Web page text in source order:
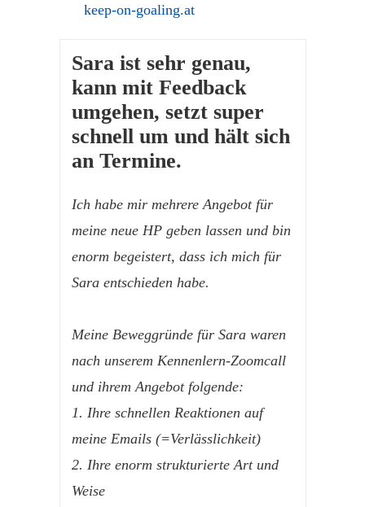
keep-on-goaling.at
Sara ist sehr genau,
kann mit Feedback
umgehen, setzt super
schnell um und hält sich
an Termine.
Ich habe mir mehrere Angebot für
meine neue HP geben lassen und bin
enorm begeistert, dass ich mich für
Sara entschieden habe.
Meine Beweggründe für Sara waren
nach unserem Kennenlern-Zoomcall
und ihrem Angebot folgende:
1. Ihre schnellen Reaktionen auf
meine Emails (=Verlässlichkeit)
2. Ihre enorm strukturierte Art und
Weise